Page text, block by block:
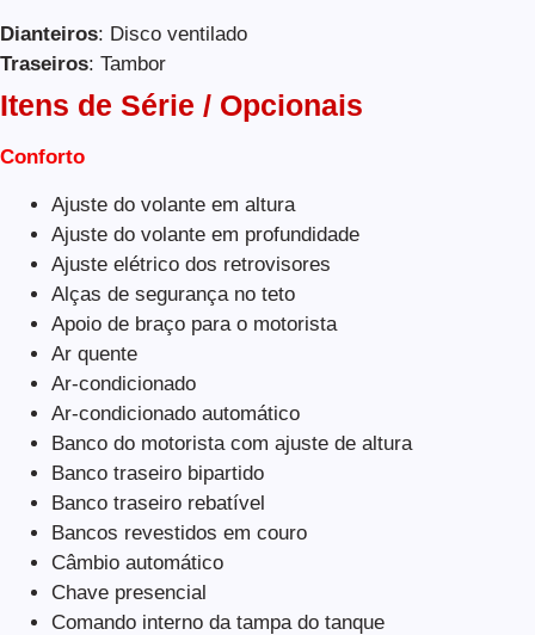
Dianteiros: Disco ventilado
Traseiros: Tambor
Itens de Série / Opcionais
Conforto
Ajuste do volante em altura
Ajuste do volante em profundidade
Ajuste elétrico dos retrovisores
Alças de segurança no teto
Apoio de braço para o motorista
Ar quente
Ar-condicionado
Ar-condicionado automático
Banco do motorista com ajuste de altura
Banco traseiro bipartido
Banco traseiro rebatível
Bancos revestidos em couro
Câmbio automático
Chave presencial
Comando interno da tampa do tanque